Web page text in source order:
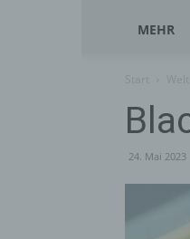
MEHR
24. Mai 2023